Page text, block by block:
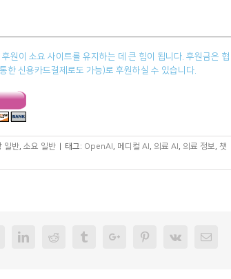
원이 소요 사이트를 유지하는 데 큰 힘이 됩니다. 후원금은 협
신용카드결제로도 가능)로 후원하실 수 있습니다.
일반, 소요 일반 | 태그: OpenAI, 메디컬 AI, 의료 AI, 의료 정보, 챗
TwitterLinkedinReddit TumblrGoogleplusPinterest
Vk Email